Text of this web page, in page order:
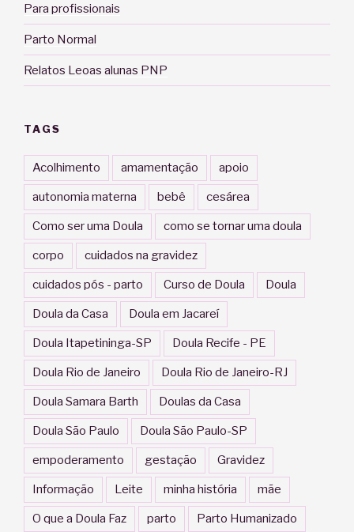
Para profissionais
Parto Normal
Relatos Leoas alunas PNP
TAGS
Acolhimento amamentação apoio
autonomia materna bebê cesárea
Como ser uma Doula como se tornar uma doula
corpo cuidados na gravidez
cuidados pós - parto Curso de Doula Doula
Doula da Casa Doula em Jacareí
Doula Itapetininga-SP Doula Recife - PE
Doula Rio de Janeiro Doula Rio de Janeiro-RJ
Doula Samara Barth Doulas da Casa
Doula São Paulo Doula São Paulo-SP
empoderamento gestação Gravidez
Informação Leite minha história mãe
O que a Doula Faz parto Parto Humanizado